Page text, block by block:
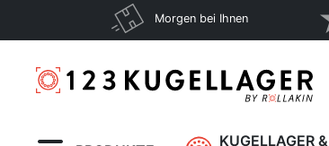
Morgen bei Ihnen
KUGELLAGER &